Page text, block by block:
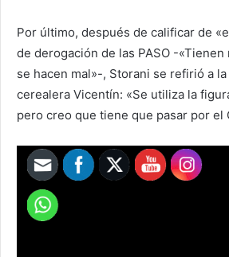
Por último, después de calificar de
de derogación de las PASO -
se hacen mal»-, Storani se refirió a
cerealera Vicentín: «Se utiliza la
pero creo que tiene que pasar por el